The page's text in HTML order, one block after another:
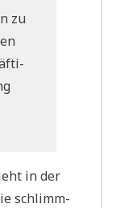
zu
in der
schlimm­